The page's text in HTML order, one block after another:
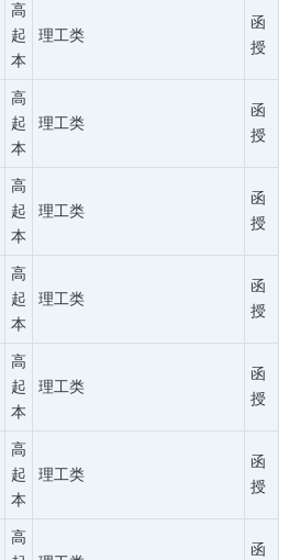
高
起
本
理工类
函
授
高
起
本
理工类
函
授
高
起
本
理工类
函
授
高
起
本
理工类
函
授
高
起
本
理工类
函
授
高
起
本
理工类
函
授
高
函